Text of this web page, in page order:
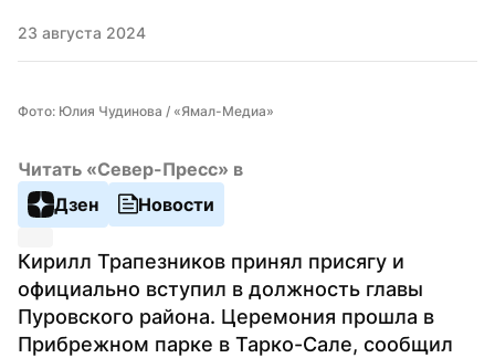
23 августа 2024
Фото: Юлия Чудинова / «Ямал-Медиа»
Читать «Север-Пресс» в
Дзен
Новости
Кирилл Трапезников принял присягу и
официально вступил в должность главы
Пуровского района. Церемония прошла в
Прибрежном парке в Тарко-Сале, сообщил